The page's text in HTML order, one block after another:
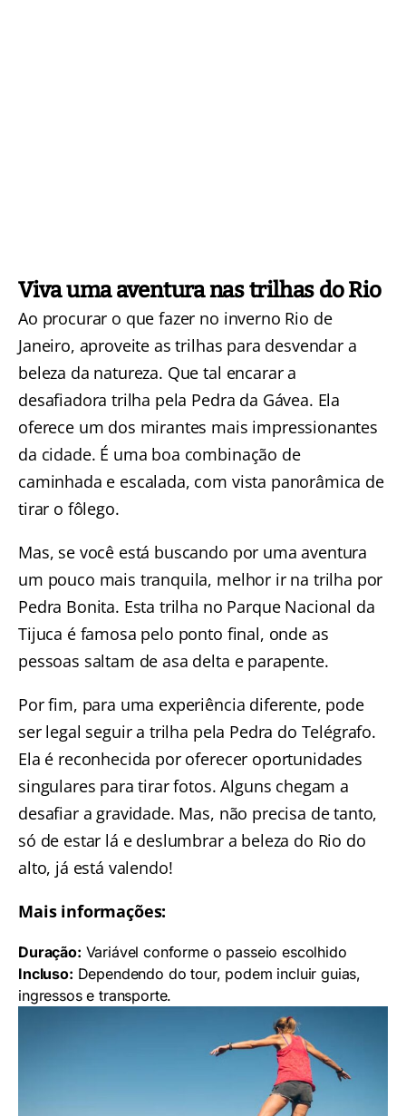
Viva uma aventura nas trilhas do Rio
Ao procurar o que fazer no inverno Rio de
Janeiro, aproveite as trilhas para desvendar a
beleza da natureza. Que tal encarar a
desafiadoratrilha pela Pedra da Gávea. Ela
oferece um dos mirantes mais impressionantes
da cidade. É uma boa combinação de
caminhada e escalada, com vista panorâmica de
tirar o fôlego.
Mas, se você está buscando por uma aventura
um pouco mais tranquila, melhor ir na trilha por
Pedra Bonita. Esta trilha no Parque Nacional da
Tijuca é famosa pelo ponto final, onde as
pessoas saltam de asa delta e parapente.
Por fim, para uma experiência diferente, pode
ser legal seguir a trilha pela Pedra do Telégrafo.
Ela é reconhecida por oferecer oportunidades
singulares para tirar fotos. Alguns chegam a
desafiar a gravidade. Mas, não precisa de tanto,
só de estar lá e deslumbrar a beleza do Rio do
alto, já está valendo!
Mais informações:
Duração: Variável conforme o passeio escolhido
Incluso: Dependendo do tour, podem incluir guias,
ingressos e transporte.